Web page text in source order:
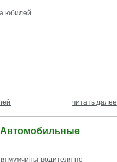
юбилей.
читать далее
мужчины-водителя по